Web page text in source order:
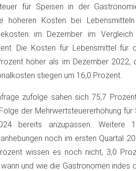
für Speisen in der
höheren Kosten bei
im Dezember im
Die Kosten für Lebensmittel für
höher als im Dezember 2022,
stiegen um 16,0 Prozent.
zufolge sahen sich 75,7
der Mehrwertsteuererhöhung
bereits anzupassen. Weitere
noch im ersten Quartal
wissen es noch nicht, 3,0
wann und wie die Gastronomen indes